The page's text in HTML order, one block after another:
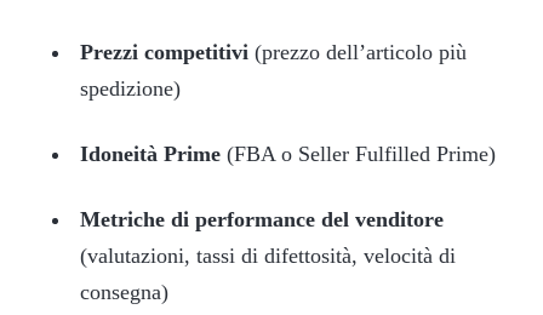
Prezzi competitivi (prezzo dell’articolo più
spedizione)
Idoneità Prime(FBA o Seller Fulfilled Prime)
Metriche di performance del venditore
(valutazioni, tassi di difettosità, velocità di
consegna)